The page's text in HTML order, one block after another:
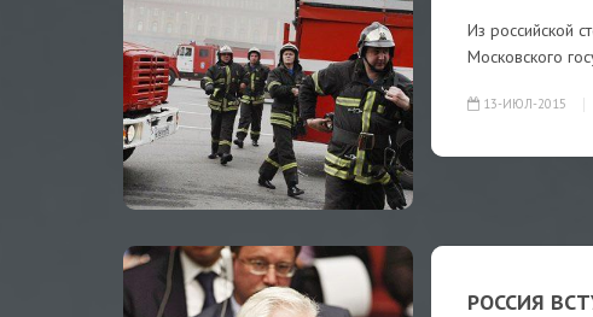
Из российской
Московского
13-ИЮЛ-2015
РОССИЯ